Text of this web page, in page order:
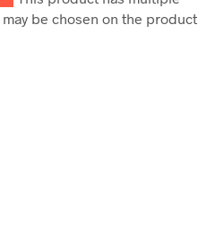
be chosen on the product